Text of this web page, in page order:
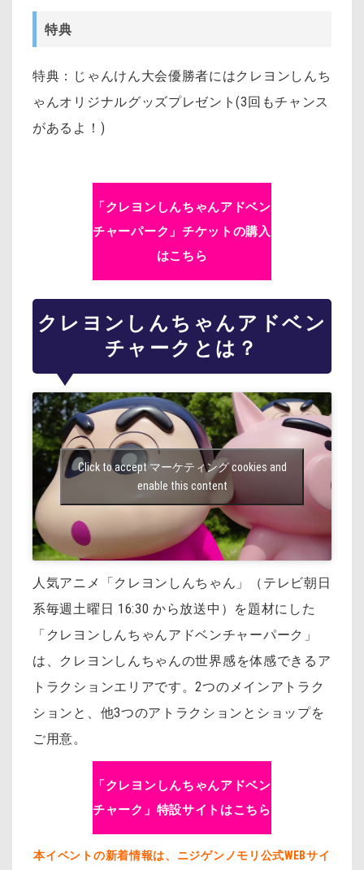
特典
特典：じゃんけん大会優勝者にはクレヨンしんち
ゃんオリジナルグッズプレゼント(3回もチャンス
があるよ！)
「クレヨンしんちゃんアドベン
チャーパーク」チケットの購入
はこちら
クレヨンしんちゃんアドベン
チャークとは？
Click to accept マーケティング cookies and
enable this content
人気アニメ「クレヨンしんちゃん」（テレビ朝日
系毎週土曜日 16:30 から放送中）を題材にした
「クレヨンしんちゃんアドベンチャーパーク」
は、 クレヨンしんちゃんの世界感を体感できるア
トラクションエリアです。2つのメインアトラク
ションと、他3つのアトラクションとショップを
ご用意。
「クレヨンしんちゃんアドベン
チャーク」特設サイトはこちら
本イベントの新着情報は、ニジゲンノモリ公式WEBサイ